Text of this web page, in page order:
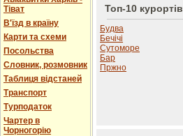
Тіват
В'їзд в країну
Карти та схеми
Посольства
Словник, розмовник
Таблиця відстаней
Транспорт
Турподаток
Чартер в
Чорногорію
Топ-10 курортів
Будва
Бечічі
Сутоморе
Бар
Пржно